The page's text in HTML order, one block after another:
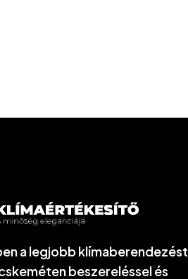
a legjobb klímaberendezést
beszereléssel és